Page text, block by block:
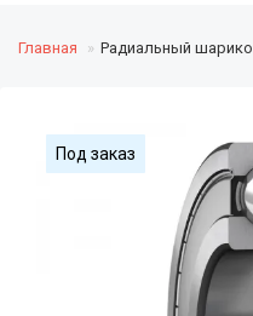
Главная Радиальный
Под заказ